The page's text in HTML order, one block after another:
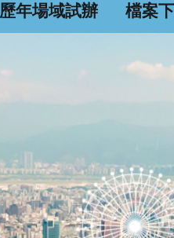
歷年場域試辦 檔案